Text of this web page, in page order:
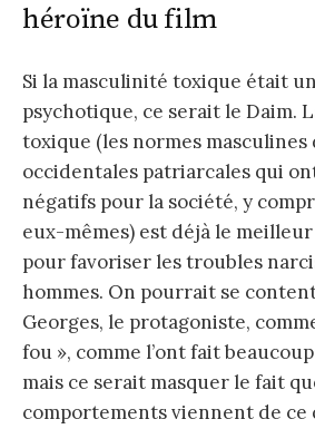
héroïne du film
Si la masculinité toxique était
psychotique, ce serait le Daim.
toxique (les normes masculines
occidentales patriarcales qui
négatifs pour la société, y
eux-mêmes) est déjà le
pour favoriser les troubles
hommes. On pourrait se
Georges, le protagoniste,
fou », comme l’ont fait
mais ce serait masquer le fait
comportements viennent de ce